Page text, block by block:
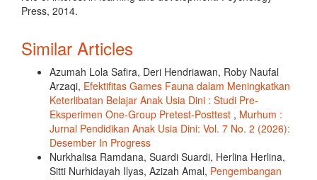
Press, 2014.
Similar Articles
Azumah Lola Safira, Deri Hendriawan, Roby Naufal
Arzaqi, Efektifitas Games Fauna dalam Meningkatkan
Keterlibatan Belajar Anak Usia Dini : Studi Pre-
Eksperimen One-Group Pretest-Posttest , Murhum :
Jurnal Pendidikan Anak Usia Dini: Vol. 7 No. 2 (2026):
Desember In Progress
Nurkhalisa Ramdana, Suardi Suardi, Herlina Herlina,
Sitti Nurhidayah Ilyas, Azizah Amal, Pengembangan